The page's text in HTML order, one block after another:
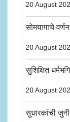
20 August
सोमयागाचे
20 August
सुशिक्षित
20 August
सुधारकांची